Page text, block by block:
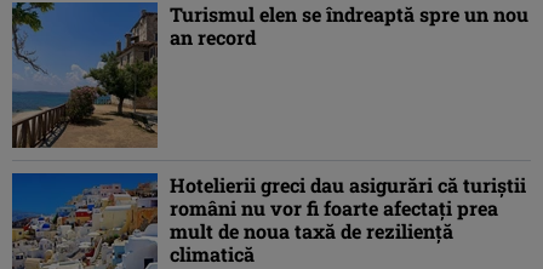
Turismul elen se îndreaptă spre un nou
an record
Hotelierii greci dau asigurări că turiștii
români nu vor fi foarte afectați prea
mult de noua taxă de reziliență
climatică